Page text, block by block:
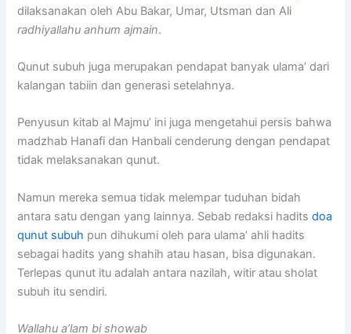
dilaksanakan oleh Abu Bakar, Umar, Utsman dan Ali
radhiyallahu anhum ajmain.
Qunut subuh juga merupakan pendapat banyak ulama’ dari
kalangan tabiin dan generasi setelahnya.
Penyusun kitab al Majmu’ ini juga mengetahui persis bahwa
madzhab Hanafi dan Hanbali cenderung dengan pendapat
tidak melaksanakan qunut.
Namun mereka semua tidak melempar tuduhan bidah
antara satu dengan yang lainnya. Sebab redaksi haditsdoa
qunut subuh pun dihukumi oleh para ulama’ ahli hadits
sebagai hadits yang shahih atau hasan, bisa digunakan.
Terlepas qunut itu adalah antara nazilah, witir atau sholat
subuh itu sendiri.
Wallahu a’lam bi showab